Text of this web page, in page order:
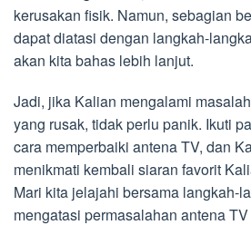
kerusakan fisik. Namun, sebagian
dapat diatasi dengan langkah-
akan kita bahas lebih lanjut.
Jadi, jika Kalian mengalami
yang rusak, tidak perlu panik. Ikuti
cara memperbaiki antena TV, dan
menikmati kembali siaran favorit
Mari kita jelajahi bersama langkah-
mengatasi permasalahan antena